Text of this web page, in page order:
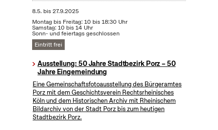
8.5. bis27.9.2025
Montag bis Freitag: 10 bis 18:30 Uhr
Samstag: 10 bis 14 Uhr
Sonn- und feiertags geschlossen
Eintritt frei
Ausstellung: 50 Jahre Stadtbezirk Porz – 50
Jahre Eingemeindung
Eine Gemeinschaftsfotoausstellung des Bürgeramtes
Porz mit dem Geschichtsverein Rechtsrheinisches
Köln und dem Historischen Archiv mit Rheinischem
Bildarchiv von der Stadt Porz bis zum heutigen
Stadtbezirk Porz.